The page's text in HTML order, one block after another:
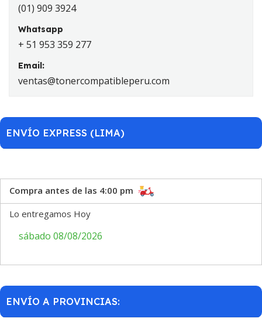
(01) 909 3924
Whatsapp
+ 51 953 359 277
Email:
ventas@tonercompatibleperu.com
ENVÍO EXPRESS (LIMA)
Compra antes de las 4:00 pm
Lo entregamos Hoy
sábado 08/08/2026
ENVÍO A PROVINCIAS: